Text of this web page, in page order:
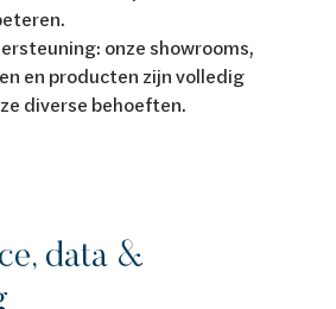
onze showrooms,
en producten zijn volledig
diverse behoeften.
data &